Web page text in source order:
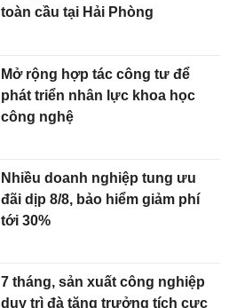
toàn cầu tại Hải Phòng
Mở rộng hợp tác công tư để
phát triển nhân lực khoa học
công nghệ
Nhiều doanh nghiệp tung ưu
đãi dịp 8/8, bảo hiểm giảm phí
tới 30%
7 tháng, sản xuất công nghiệp
duy trì đà tăng trưởng tích cực